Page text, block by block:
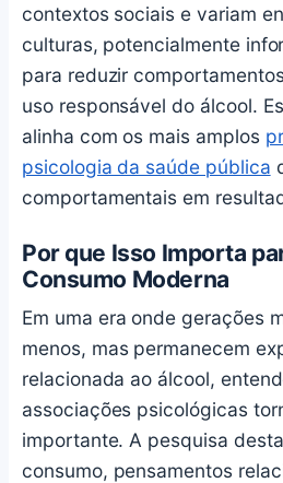
contextos sociais e variam
culturas, potencialmente
para reduzir
uso responsável do álcool.
alinha com os mais amplos
psicologia da saúde pública
comportamentais em
Por que Isso Importa
Consumo Moderna
Em uma era onde gerações
menos, mas permanecem
relacionada ao álcool,
associações psicológicas
importante. A pesquisa
consumo, pensamentos